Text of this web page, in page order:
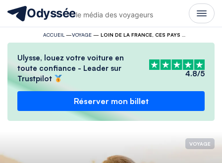
Odysséele média des voyageurs
ACCUEIL —VOYAGE—
Ulysse, louez votre voiture en
toute confiance - Leader sur
Trustpilot
4.8/5
Réserver mon billet
VOYAGE